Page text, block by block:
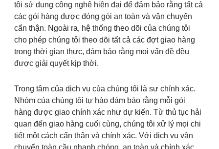
tôi sử dụng công nghệ hiện đại để đảm bảo rằng tất cả
các gói hàng được đóng gói an toàn và vận chuyển
cẩn thận. Ngoài ra, hệ thống theo dõi của chúng tôi
cho phép chúng tôi theo dõi tất cả các đợt giao hàng
trong thời gian thực, đảm bảo rằng mọi vấn đề đều
được giải quyết kịp thời.
Trọng tâm của dịch vụ của chúng tôi là sự chính xác.
Nhóm của chúng tôi tự hào đảm bảo rằng mỗi gói
hàng được giao chính xác như dự kiến. Từ thủ tục hải
quan đến giao hàng cuối cùng, chúng tôi xử lý mọi chi
tiết một cách cẩn thận và chính xác. Với dịch vụ vận
chuyển toàn cầu nhanh chóng, an toàn và chính xác